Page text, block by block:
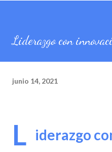
Liderazgo con
junio 14, 2021
L iderazgo